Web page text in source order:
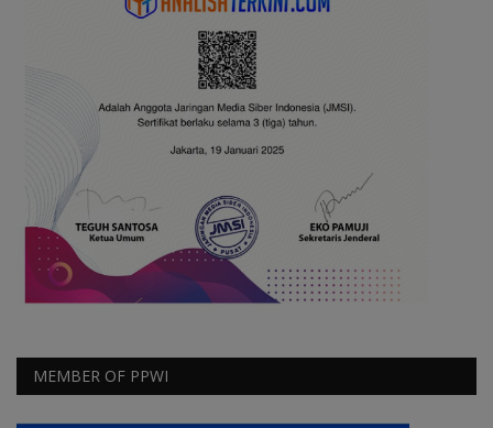
MEMBER OF PPWI